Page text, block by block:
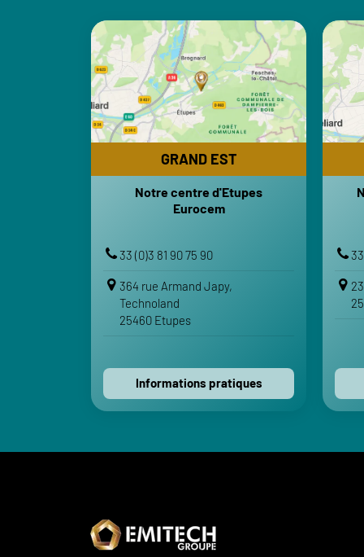
GRAND EST
Notre centre d'Etupes
Eurocem
33 (0)3 81 90 75 90
364 rue Armand Japy,
Technoland
25460 Etupes
Informations pratiques
GRAND EST
Notre centre d'Etupes
Eurocem
HORAIRES
Lundi-Vendredi : 8h-12h | 13h30-18h
TRANSPORTS
Gare TGV de Belfort-Montbéliard
Gare de Montbéliard
VOTRE ITINÉRAIRE
Voir sur Google Maps
Voir sur Apple Maps
Contactez-nous